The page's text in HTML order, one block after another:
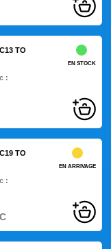
TO
:
EN STOCK
TO
:
EN ARRIVAGE